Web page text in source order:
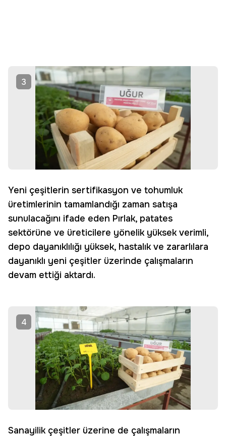
3
Yeni çeşitlerin sertifikasyon ve tohumluk
üretimlerinin tamamlandığı zaman satışa
sunulacağını ifade eden Pırlak, patates
sektörüne ve üreticilere yönelik yüksek verimli,
depo dayanıklılığı yüksek, hastalık ve zararlılara
dayanıklı yeni çeşitler üzerinde çalışmaların
devam ettiği aktardı.
4
Sanayilik çeşitler üzerine de çalışmaların